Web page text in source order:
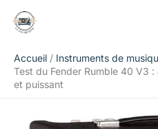
Accueil
Instruments de
Test du Fender Rumble 40 V3
et puissant
Rechercher